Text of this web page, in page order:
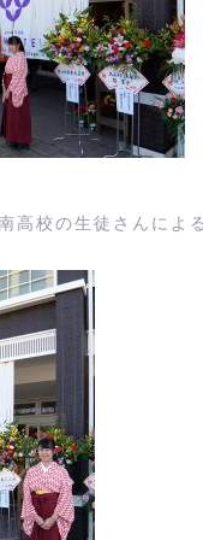
高校の生徒さんによ